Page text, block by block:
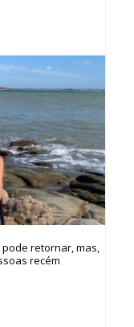
retornar, mas,
recém